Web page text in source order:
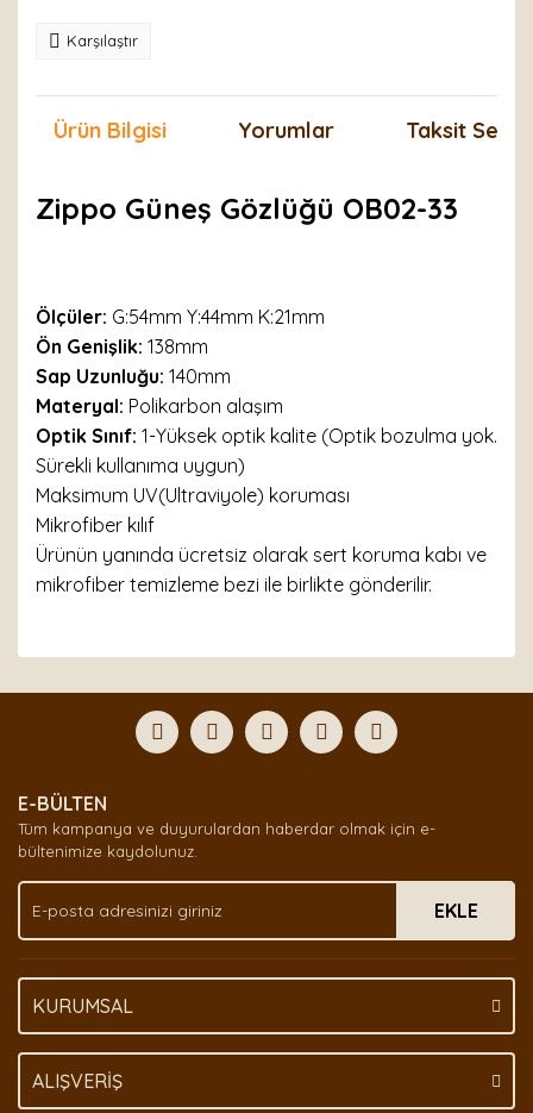
Karşılaştır
Ürün Bilgisi Yorumlar Taksit
Zippo Güneş Gözlüğü OB02-33
Ölçüler: G:54mm Y:44mm K:21mm
Ön Genişlik: 138mm
Sap Uzunluğu: 140mm
Materyal: Polikarbon alaşım
Optik Sınıf: 1-Yüksek optik kalite (Optik bozulma yok.
Sürekli kullanıma uygun)
Maksimum UV(Ultraviyole) koruması
Mikrofiber kılıf
Ürünün yanında ücretsiz olarak sert koruma kabı ve
mikrofiber temizleme bezi ile birlikte gönderilir.
Yorum Yaz
formunu kullanarak tarafımıza iletebilirsiniz.
Görüş ve önerileriniz için teşekkür ederiz.
Ürün açıklamasında eksik bilgiler bulunuyor.
Ürün bilgilerinde hatalar bulunuyor.
Ürün fiyatı diğer sitelerden daha pahalı.
Bu ürüne benzer farklı alternatifler olmalı.
E-BÜLTEN
Tüm kampanya ve duyurulardan haberdar olmak için e-
bültenimize kaydolunuz.
EKLE
KURUMSAL
ALIŞVERİŞ